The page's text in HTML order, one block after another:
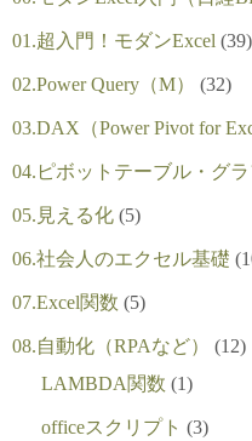
01.超入門！モダンExcel (39)
02.Power Query（M） (32)
03.DAX（Power Pivot for
04.ピボットテーブル・グラ
05.見える化 (5)
06.社会人のエクセル基礎
07.Excel関数 (5)
08.自動化（RPAなど）
(12)
LAMBDA関数 (1)
officeスクリプト (3)